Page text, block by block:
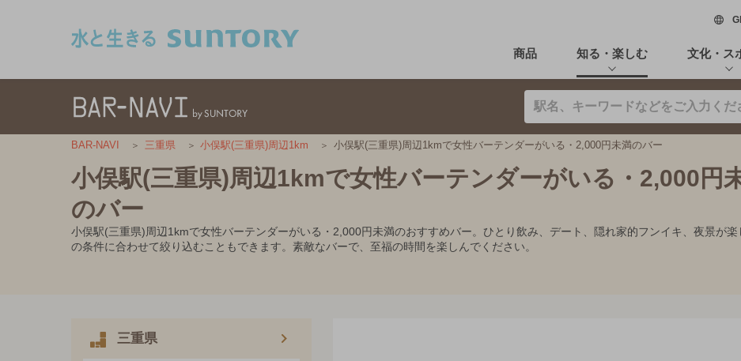
商品 知る・楽しむ 文化・ス
BAR-NAVI 三重県 小俣駅(三重県)周辺1km 小俣駅(三重県)周辺1kmで女性バーテンダーがいる・2,000円未満のバー
小俣駅(三重県)周辺1kmで女性バーテンダーがいる・2,000円
のバー
小俣駅(三重県)周辺1kmで女性バーテンダーがいる・2,000円未満のおすすめバー。ひとり飲み、デート、隠れ家的フンイキ、夜景が
の条件に合わせて絞り込むこともできます。素敵なバーで、至福の時間を楽しんでください。
三重県